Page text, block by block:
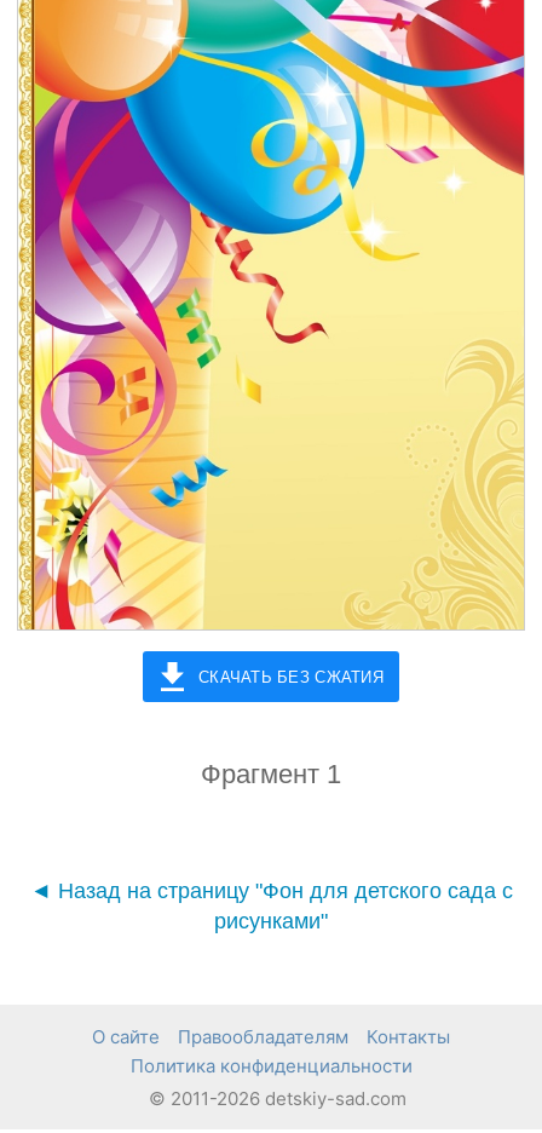
СКАЧАТЬ БЕЗ СЖАТИЯ
Фрагмент 1
◄ Назад на страницу "Фон для детского сада с
рисунками"
О сайте Правообладателям
Контакты
Политика конфиденциальности
© 2011-2026 detskiy-sad.com